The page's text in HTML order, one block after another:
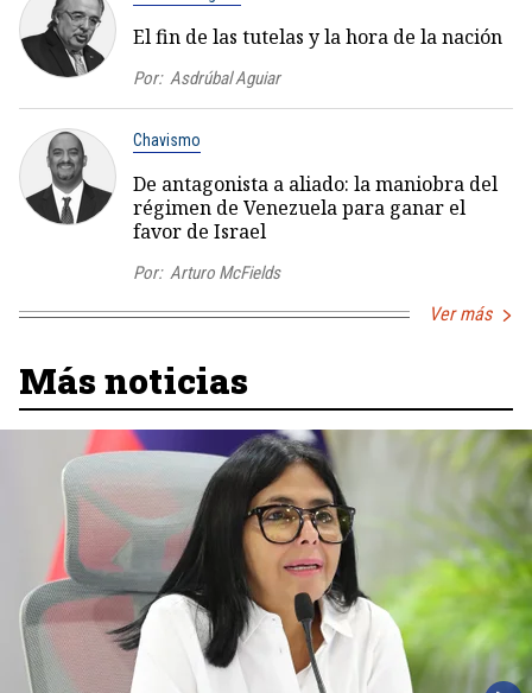
El fin de las tutelas y la hora de la nación
Por: Asdrúbal Aguiar
Chavismo
De antagonista a aliado: la maniobra del
régimen de Venezuela para ganar el
favor de Israel
Por: Arturo McFields
Ver más
Más noticias